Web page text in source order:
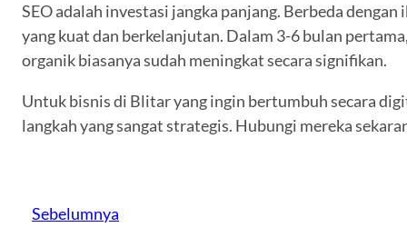
SEO adalah investasi jangka panjang. Berbeda
yang kuat dan berkelanjutan. Dalam 3-6 bulan
organik biasanya sudah meningkat secara signifikan.
Untuk bisnis di Blitar yang ingin bertumbuh secara
langkah yang sangat strategis. Hubungi mereka
Sebelumnya